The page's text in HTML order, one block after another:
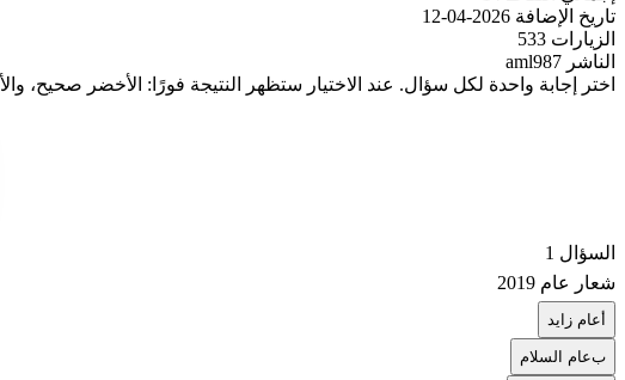
تاريخ الإضافة 2026-04-12
الزيارات 533
الناشر aml987
اختر إجابة واحدة لكل سؤال. عند الاختيار ستظهر النتيجة فورًا: الأخضر صحيح،
السؤال 1
شعار عام 2019
أعام زايد
بعام السلام